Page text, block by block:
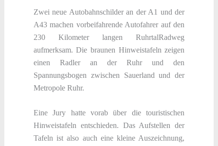
Zwei neue Autobahnschilder an der A1 und der
A43 machen vorbeifahrende Autofahrer auf den
230 Kilometer langen RuhrtalRadweg
aufmerksam. Die braunen Hinweistafeln zeigen
einen Radler an der Ruhr und den
Spannungsbogen zwischen Sauerland und der
Metropole Ruhr.
Eine Jury hatte vorab über die touristischen
Hinweistafeln entschieden. Das Aufstellen der
Tafeln ist also auch eine kleine Auszeichnung,